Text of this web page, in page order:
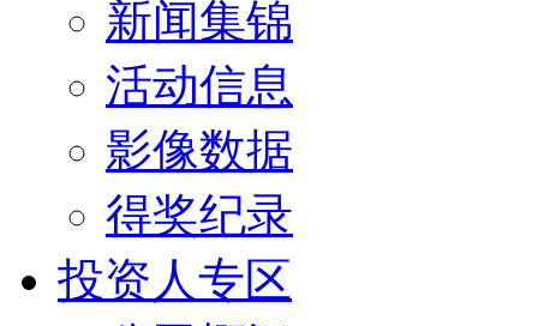
新闻集锦
活动信息
影像数据
得奖纪录
投资人专区